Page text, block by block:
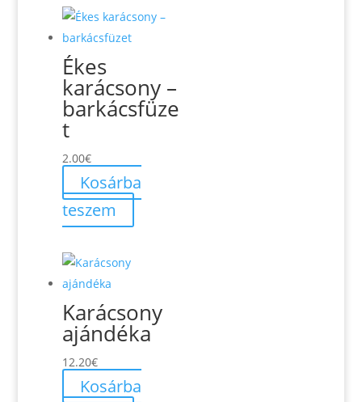
Ékes
karácsony –
barkácsfüze
t
2.00€
Kosárba
teszem
Karácsony
ajándéka
12.20€
Kosárba